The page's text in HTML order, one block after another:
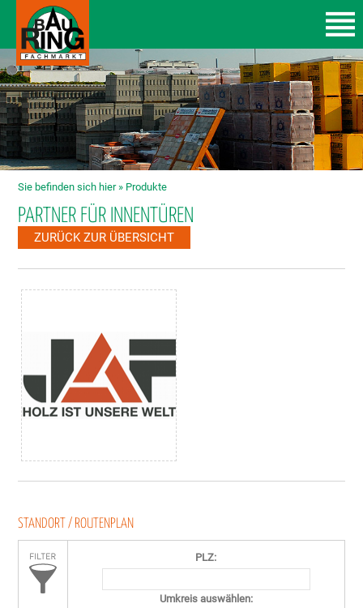
Sie befinden sich hier » Produkte
ZURÜCK ZUR ÜBERSICHT
PARTNER FÜR INNENTÜREN
STANDORT / ROUTENPLAN
PLZ:
Umkreis auswählen: